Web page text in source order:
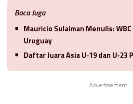
Baca Juga
Mauricio Sulaiman Menulis:
Uruguay
Daftar Juara Asia U-19 dan U-23
Advertisement